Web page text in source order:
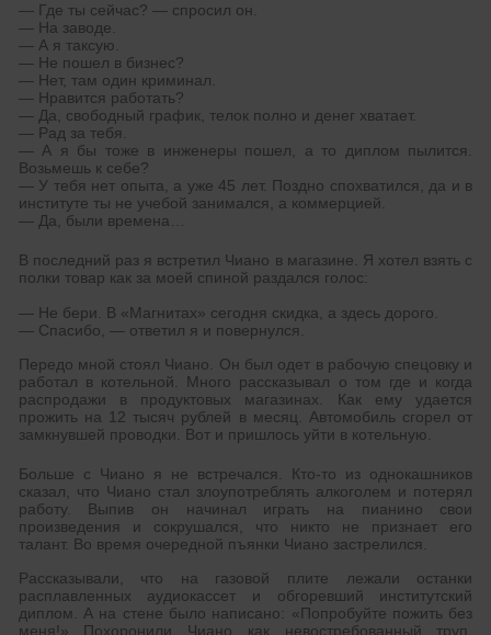
— Где ты сейчас? — спросил он.
— На заводе.
— А я таксую.
— Не пошел в бизнес?
— Нет, там один криминал.
— Нравится работать?
— Да, свободный график, телок полно и денег хватает.
— Рад за тебя.
— А я бы тоже в инженеры пошел, а то диплом пылится.
Возьмешь к себе?
— У тебя нет опыта, а уже 45 лет. Поздно спохватился, да и в
институте ты не учебой занимался, а коммерцией.
— Да, были времена…
В последний раз я встретил Чиано в магазине. Я хотел взять с
полки товар как за моей спиной раздался голос:
— Не бери. В «Магнитах» сегодня скидка, а здесь дорого.
— Спасибо, — ответил я и повернулся.
Передо мной стоял Чиано. Он был одет в рабочую спецовку и
работал в котельной. Много рассказывал о том где и когда
распродажи в продуктовых магазинах. Как ему удается
прожить на 12 тысяч рублей в месяц. Автомобиль сгорел от
замкнувшей проводки. Вот и пришлось уйти в котельную.
Больше с Чиано я не встречался. Кто-то из однокашников
сказал, что Чиано стал злоупотреблять алкоголем и потерял
работу. Выпив он начинал играть на пианино свои
произведения и сокрушался, что никто не признает его
талант. Во время очередной пъянки Чиано застрелился.
Рассказывали, что на газовой плите лежали останки
расплавленных аудиокассет и обгоревший институтский
диплом. А на стене было написано: «Попробуйте пожить без
меня!» Похоронили Чиано как невостребованный труп.